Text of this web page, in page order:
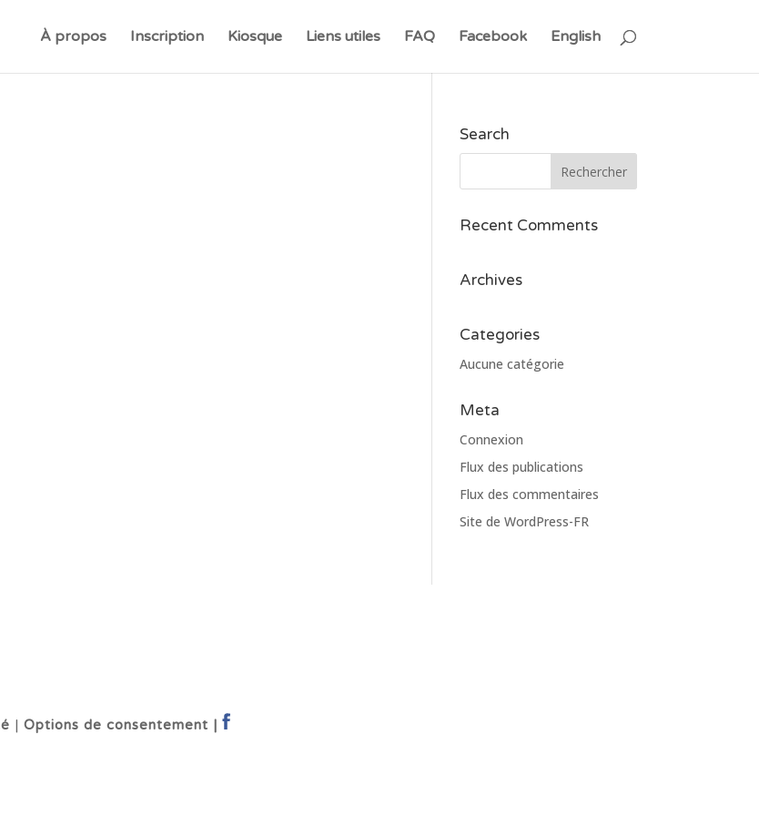
À propos Inscription Kiosque Liens utiles FAQ Facebook English
Search
Recent Comments
Archives
Categories
Aucune catégorie
Meta
Connexion
Flux des publications
Flux des commentaires
Site de WordPress-FR
|Options de consentement |